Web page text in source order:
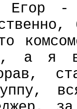
-
а я